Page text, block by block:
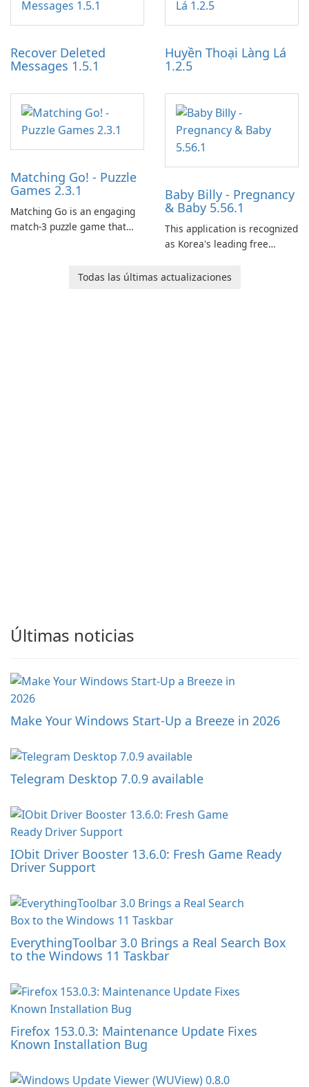
experience for Grand Theft
Auto IV.
tools for content distribution
and audience engagement.
Recover Deleted
Messages 1.5.1
Huyền Thoại Làng Lá
1.2.5
Matching Go! - Puzzle
Games 2.3.1
Matching Go is an engaging
match-3 puzzle game that
Ollie, on an adventurous
Baby Billy - Pregnancy
& Baby 5.56.1
This application is recognized
as Korea's leading free
baby tracking, offering
Todas las últimas actualizaciones
Últimas noticias
Make Your Windows Start-Up a Breeze in 2026
Telegram Desktop 7.0.9 available
IObit Driver Booster 13.6.0: Fresh Game Ready
Driver Support
EverythingToolbar 3.0 Brings a Real Search Box
to the Windows 11 Taskbar
Firefox 153.0.3: Maintenance Update Fixes
Known Installation Bug